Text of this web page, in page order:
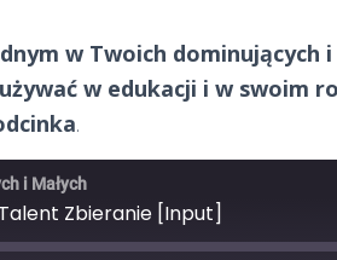
w Twoich dominujących
w edukacji i w swoim
.
i Małych
Zbieranie [Input]